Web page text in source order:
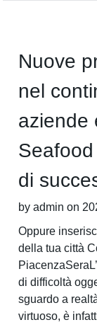
Nuove
nel
aziende
di
by admin on
Oppure
della tua città
di difficoltà
sguardo a
virtuoso, è